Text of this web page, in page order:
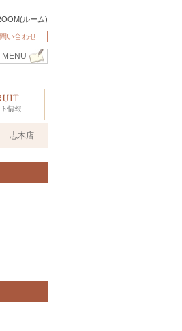
ルーム)
い合わせ
MENU
志木店